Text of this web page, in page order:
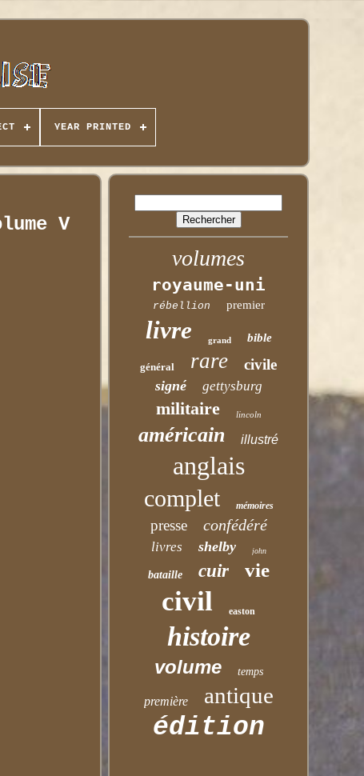
YEAR PRINTED
V
volumes
royaume-uni
rébellion premier
livre grand bible
général rare civile
signé gettysburg
militaire lincoln
américain illustré
anglais
complet mémoires
presse confédéré
livres shelby john
bataille cuir vie
civil easton
histoire
volume temps
première antique
édition